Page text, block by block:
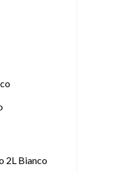
2L Bianco